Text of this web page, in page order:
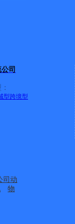
司
型跨境型
司动
物
公司陡山乡
分部
公司古城大
站分部
公司老城区